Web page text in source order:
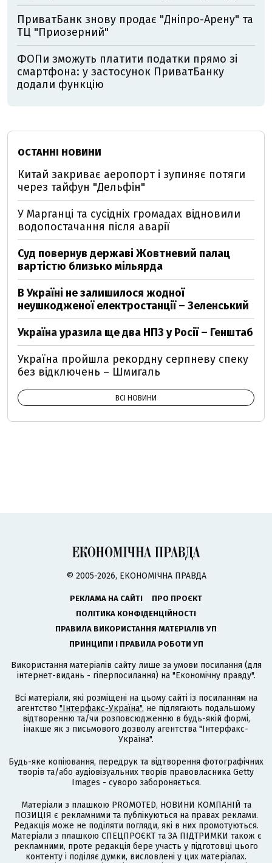
ПриватБанк знову продає "Дніпро-Арену" та
ТЦ "Приозерний"
ФОПи зможуть платити податки прямо зі
смартфона: у застосунок ПриватБанку
додали функцію
ОСТАННІ НОВИНИ
Китай закриває аеропорт і зупиняє потяги
через тайфун "Дельфін"
У Марганці та сусідніх громадах відновили
водопостачання після аварії
Суд повернув державі Жовтневий палац
вартістю близько мільярда
В Україні не залишилося жодної
неушкодженої електростанції – Зеленський
Україна уразила ще два НПЗ у Росії – Генштаб
Україна пройшла рекордну серпневу спеку
без відключень – Шмигаль
ВСІ НОВИНИ
© 2005-2026, ЕКОНОМІЧНА ПРАВДА
РЕКЛАМА НА САЙТІ
ПРО ПРОЄКТ
ПОЛІТИКА КОНФІДЕНЦІЙНОСТІ
ПРАВИЛА ВИКОРИСТАННЯ МАТЕРІАЛІВ УП
ПРИНЦИПИ І ПРАВИЛА РОБОТИ УП
Використання матеріалів сайту лише за умови посилання (для
інтернет-видань - гіперпосилання) на "Економічну правду".
Всі матеріали, які розміщені на цьому сайті із посиланням на
агентство "Інтерфакс-Україна", не підлягають подальшому
відтворенню та/чи розповсюдженню в будь-якій формі,
інакше як з письмового дозволу агентства "Інтерфакс-
Україна".
Будь-яке копіювання, передрук та відтворення фотографічних
творів та/або аудіовізуальних творів правовласника Getty
Images - суворо забороняється.
Матеріали з плашкою PROMOTED, НОВИНИ КОМПАНІЙ та
ПОЗИЦІЯ є рекламними та публікуються на правах реклами.
Редакція може не поділяти погляди, які в них промотуються.
Матеріали з плашкою СПЕЦПРОЄКТ та ЗА ПІДТРИМКИ також є
рекламними, проте редакція бере участь у підготовці цього
контенту і поділяє думки, висловлені у цих матеріалах.